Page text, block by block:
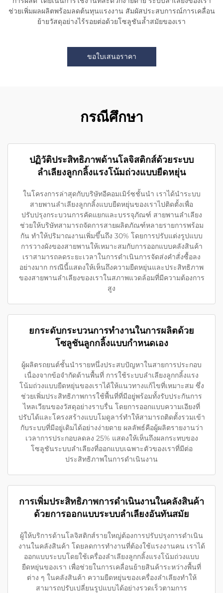
ช่วยเพิ่มผลผลิตพร้อมลดต้นทุนแรงงาน สัมผัสประสบการณ์การเคลื่อน
ย้ายวัสดุอย่างไร้รอยต่อด้วยโซลูชันล้ำสมัยของเรา
ขอใบเสนอราคา
กรณีศึกษา
ปฏิวัติประสิทธิภาพด้านโลจิสติกส์ด้วยระบบ
ลำเลียงลูกกลิ้งแรงโน้มถ่วงแบบยืดหยุ่น
ในโครงการล่าสุดกับบริษัทอีคอมเมิร์ซชั้นนำ เราได้นำระบบ
สายพานลำเลียงลูกกลิ้งแบบยืดหยุ่นของเราไปติดตั้งเพื่อ
ปรับปรุงกระบวนการคัดแยกและบรรจุภัณฑ์ สายพานลำเลียง
ช่วยให้บริษัทสามารถจัดการสายผลิตภัณฑ์หลายรายการพร้อม
กัน ทำให้ปริมาณงานเพิ่มขึ้นถึง 30% โดยการปรับแต่งรูปแบบ
การวางผังของสายพานให้เหมาะสมกับการออกแบบคลังสินค้า
เราสามารถลดระยะเวลาในการดำเนินการจัดส่งคำสั่งซื้อลง
อย่างมาก กรณีนี้แสดงให้เห็นถึงความยืดหยุ่นและประสิทธิภาพ
ของสายพานลำเลียงของเราในสภาพแวดล้อมที่มีความต้องการ
สูง
ยกระดับกระบวนการทำงานในการผลิตด้วย
โซลูชันลูกกลิ้งแบบกำหนดเอง
ผู้ผลิตรถยนต์ชั้นนำรายหนึ่งประสบปัญหาในสายการประกอบ
เนื่องจากข้อจำกัดด้านพื้นที่ การใช้ระบบลำเลียงลูกกลิ้งแรง
โน้มถ่วงแบบยืดหยุ่นของเราได้ให้แนวทางแก้ไขที่เหมาะสม ซึ่ง
ช่วยเพิ่มประสิทธิภาพการใช้พื้นที่ที่มีอยู่พร้อมทั้งรับประกันการ
ไหลเวียนของวัสดุอย่างราบรื่น โดยการออกแบบความเอียงที่
ปรับได้และโครงสร้างแบบโมดูลาร์ทำให้สามารถติดตั้งรวมเข้า
กับระบบที่มีอยู่เดิมได้อย่างง่ายดาย ผลลัพธ์คือผู้ผลิตรายงานว่า
เวลาการประกอบลดลง 25% แสดงให้เห็นถึงผลกระทบของ
โซลูชันระบบลำเลียงที่ออกแบบเฉพาะตัวของเราที่มีต่อ
ประสิทธิภาพในการดำเนินงาน
การเพิ่มประสิทธิภาพการดำเนินงานในคลังสินค้า
ด้วยการออกแบบระบบลำเลียงอันทันสมัย
ผู้ให้บริการด้านโลจิสติกส์รายใหญ่ต้องการปรับปรุงการดำเนิน
งานในคลังสินค้า โดยลดการทำงานที่ต้องใช้แรงงานคน เราได้
ออกแบบระบบโดยใช้เครื่องลำเลียงลูกกลิ้งแรงโน้มถ่วงแบบ
ยืดหยุ่นของเรา เพื่อช่วยในการเคลื่อนย้ายสินค้าระหว่างพื้นที่
ต่าง ๆ ในคลังสินค้า ความยืดหยุ่นของเครื่องลำเลียงทำให้
สามารถปรับเปลี่ยนรูปแบบได้อย่างรวดเร็วตามการ